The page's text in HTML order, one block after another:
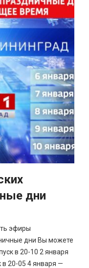
дни
эфиры
дни Вы можете
в 20-10 2 января
в 20-05 4 января —